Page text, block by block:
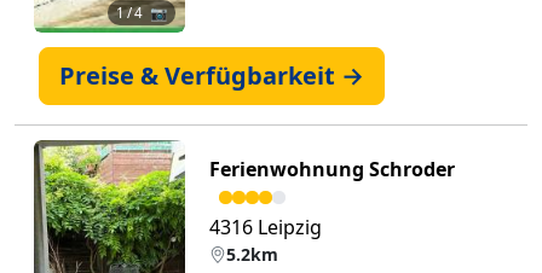
1/ 4 📷
Preise & Verfügbarkeit →
Ferienwohnung Schroder
4316 Leipzig
5.2km